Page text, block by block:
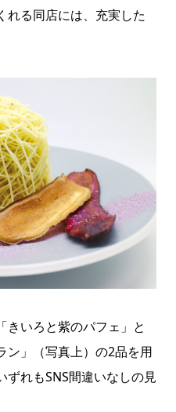
れる同店には、充実した
きいろと紫のパフェ」と
ン」（写真上）の2品を用
れもSNS間違いなしの見